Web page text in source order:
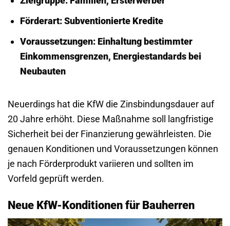
Förderart:Subventionierte Kredite
Voraussetzungen:Einhaltung bestimmter
Einkommensgrenzen, Energiestandards bei
Neubauten
Neuerdings hat die KfW die Zinsbindungsdauer auf
20 Jahre erhöht. Diese Maßnahme soll langfristige
Sicherheit bei der Finanzierung gewährleisten. Die
genauen Konditionen und Voraussetzungen können
je nach Förderprodukt variieren und sollten im
Vorfeld geprüft werden.
Neue KfW-Konditionen für Bauherren